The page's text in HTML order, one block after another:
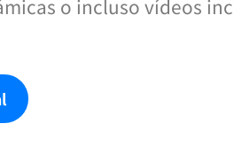
o incluso vídeos